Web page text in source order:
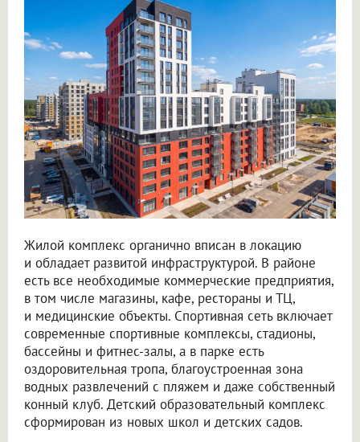
Жилой комплекс органично вписан в локацию
и обладает развитой инфраструктурой. В районе
есть все необходимые коммерческие предприятия,
в том числе магазины, кафе, рестораны и ТЦ,
и медицинские объекты. Спортивная сеть включает
современные спортивные комплексы, стадионы,
бассейны и фитнес-залы, а в парке есть
оздоровительная тропа, благоустроенная зона
водных развлечений с пляжем и даже собственный
конный клуб. Детский образовательный комплекс
сформирован из новых школ и детских садов.